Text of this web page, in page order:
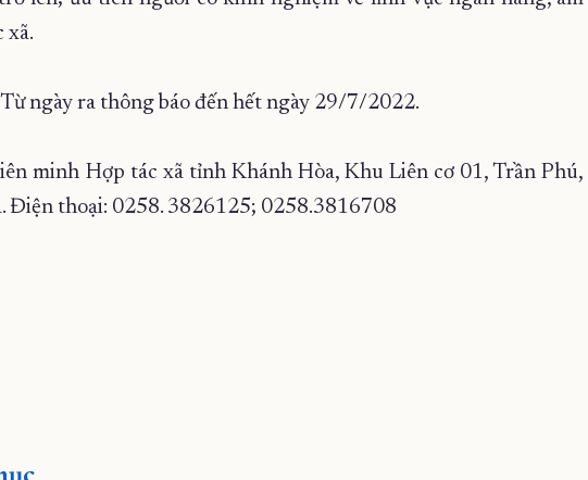
xã.
ngày ra thông báo đến hết ngày 29/7/2022.
minh Hợp tác xã tỉnh Khánh Hòa, Khu Liên cơ 01, Trần Phú,
Điện thoại: 0258. 3826125; 0258.3816708